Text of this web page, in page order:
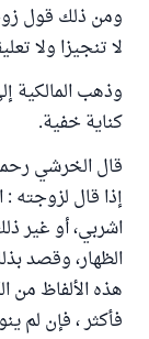
ومن ذلك قول
لا تنجيزا ولا
وذهب المالكية
كناية خفية.
إذا قال لزوجته
اشربي، أو غير
الظهار، وقصد
هذه الألفاظ من
فأكثر ، فإن لم